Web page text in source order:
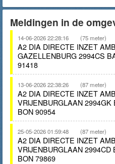
Meldingen in de
14-06-2026 22:28:16 (75 meter)
A2 DIA DIRECTE INZET
GAZELLENBURG 2994CS
91418
13-06-2026 22:38:26 (87 meter)
A2 DIA DIRECTE INZET
VRIJENBURGLAAN
BON 90954
25-05-2026 01:59:48 (87 meter)
A2 DIA DIRECTE INZET
VRIJENBURGLAAN
BON 79869